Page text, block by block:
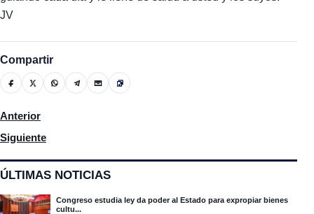
ÚLTIMAS NOTICIAS
Congreso estudia ley da poder al Estado para expropiar bienes
cultu...
JV
Compartir
Artículo anterior: Rafael Lantigua, presidente saliente del club
Anterior
Artículo siguiente: El Licdo. Luis Alberto Fernández realizó la
Siguiente